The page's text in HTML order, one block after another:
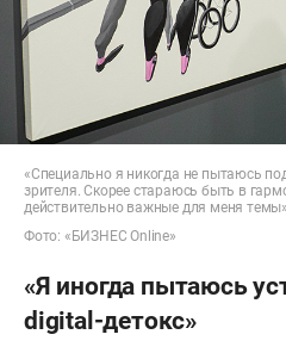
«Специально я никогда не пытаюсь
зрителя. Скорее стараюсь быть в
действительно важные для меня темы»
Фото: «БИЗНЕС Online»
«Я иногда пытаюсь
digital-детокс»